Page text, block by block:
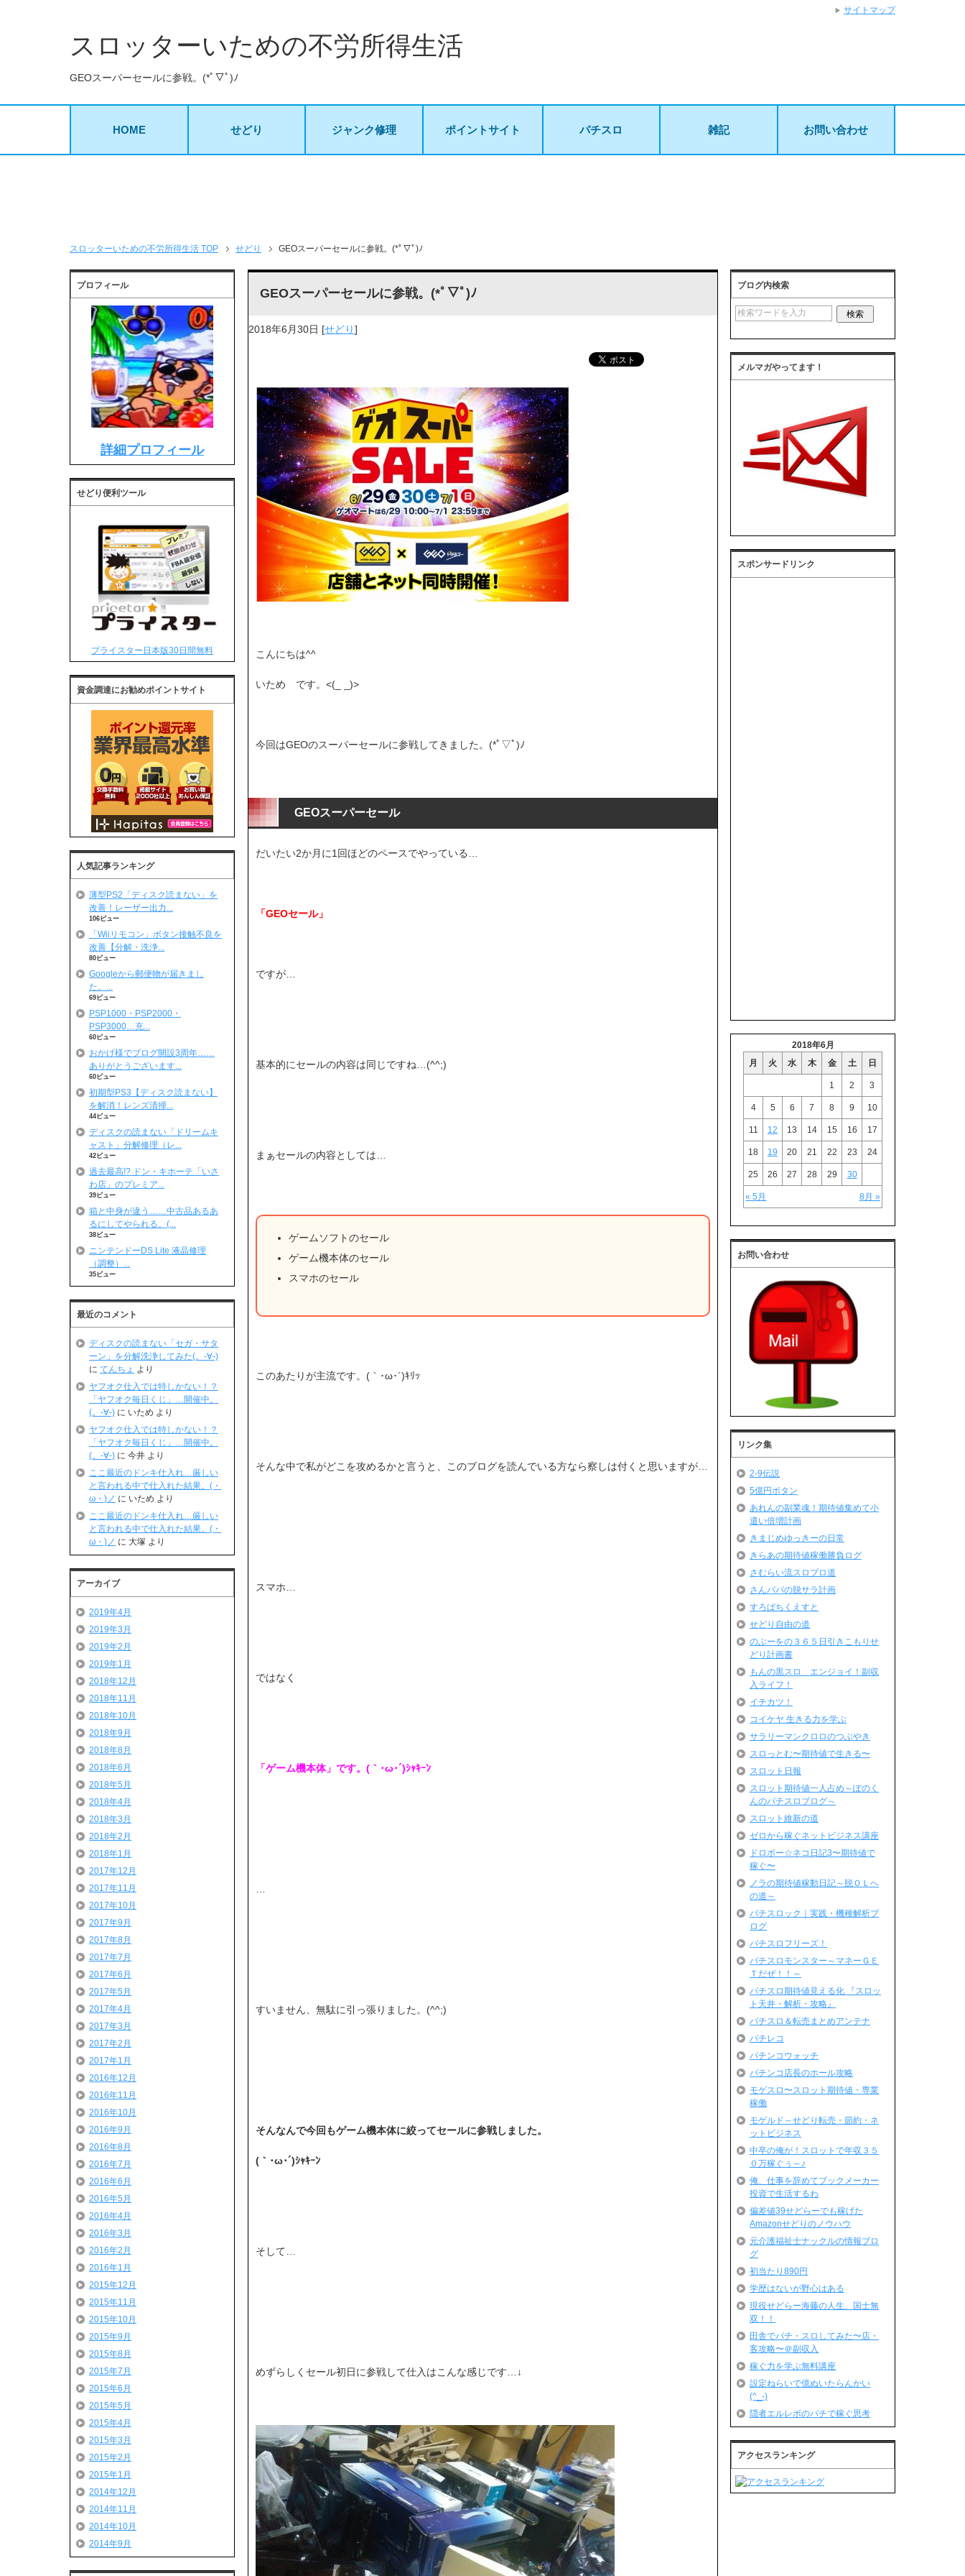
スロッターいための不労所得生活
GEOスーパーセールに参戦。(*ﾟ▽ﾟ)ﾉ
HOME せどり ジャンク修理 ポイントサイト パチスロ 雑記 お問い合わせ
スロッターいための不労所得生活 TOP せどり GEOスーパーセールに参戦。(*ﾟ▽ﾟ)ﾉ
GEOスーパーセールに参戦。(*ﾟ▽ﾟ)ﾉ
2018年6月30日 [せどり]
こんにちは^^
いため です。<(_ _)>
今回はGEOのスーパーセールに参戦してきました。(*ﾟ▽ﾟ)ﾉ
GEOスーパーセール
だいたい2か月に1回ほどのペースでやっている…
「GEOセール」
ですが…
基本的にセールの内容は同じですね…(^^;)
まぁセールの内容としては…
ゲームソフトのセール
ゲーム機本体のセール
スマホのセール
このあたりが主流です。(｀･ω･´)ｷﾘｯ
そんな中で私がどこを攻めるかと言うと、このブログを読んでいる方なら察しは付くと思いますが…
スマホ…
ではなく
「ゲーム機本体」です。(｀･ω･´)ｼｬｷｰﾝ
すいません、無駄に引っ張りました。(^^;)
そんなんで今回もゲーム機本体に絞ってセールに参戦しました。
(｀･ω･´)ｼｬｷｰﾝ
そして…
めずらしくセール初日に参戦して仕入はこんな感じです…↓
プロフィール
詳細プロフィール
せどり便利ツール
プライスター日本版30日間無料
資金調達にお勧めポイントサイト
人気記事ランキング
薄型PS2「ディスク読まない」を
改善！レーザー出力...
106ビュー
「Wiiリモコン」ボタン接触不良を
改善【分解・洗浄...
80ビュー
Googleから郵便物が届きまし
た。...
69ビュー
PSP1000・PSP2000・
PSP3000…充...
60ビュー
おかげ様でブログ開設3周年……
ありがとうございます...
60ビュー
初期型PS3【ディスク読まない】
を解消！レンズ清掃...
44ビュー
ディスクの読まない「ドリームキ
ャスト」分解修理（レ...
42ビュー
過去最高!? ドン・キホーテ「いさ
わ店」のプレミア...
39ビュー
箱と中身が違う……中古品あるあ
るにしてやられる。(...
38ビュー
ニンテンドーDS Lite 液晶修理
（調整）...
35ビュー
最近のコメント
ディスクの読まない「セガ・サタ
ーン」を分解洗浄してみた(。-∀-)
に てんちょ より
ヤフオク仕入では特しかない！？
「ヤフオク毎日くじ」…開催中。
(。-∀-) に いため より
ヤフオク仕入では特しかない！？
「ヤフオク毎日くじ」…開催中。
(。-∀-) に 今井 より
ここ最近のドンキ仕入れ…厳しい
と言われる中で仕入れた結果。(・
ω・)ノ に いため より
ここ最近のドンキ仕入れ…厳しい
と言われる中で仕入れた結果。(・
ω・)ノ に 大塚 より
アーカイブ
2019年4月
2019年3月
2019年2月
2019年1月
2018年12月
2018年11月
2018年10月
2018年9月
2018年8月
2018年6月
2018年5月
2018年4月
2018年3月
2018年2月
2018年1月
2017年12月
2017年11月
2017年10月
2017年9月
2017年8月
2017年7月
2017年6月
2017年5月
2017年4月
2017年3月
2017年2月
2017年1月
2016年12月
2016年11月
2016年10月
2016年9月
2016年8月
2016年7月
2016年6月
2016年5月
2016年4月
2016年3月
2016年2月
2016年1月
2015年12月
2015年11月
2015年10月
2015年9月
2015年8月
2015年7月
2015年6月
2015年5月
2015年4月
2015年3月
2015年2月
2015年1月
2014年12月
2014年11月
2014年10月
2014年9月
ブログ内検索
メルマガやってます！
スポンサードリンク
2018年6月
月
火 水 木 金 土 日
« 5月 8月 »
1 2 3
4 5 6 7 8 9 10
11 12 13 14 15 16 17
18 19 20 21 22 23 24
25 26 27 28 29 30
お問い合わせ
リンク集
2-9伝説
5億円ボタン
あれんの副業魂！期待値集めて小
遣い倍増計画
きまじめゆっきーの日常
きらあの期待値稼働勝負ログ
さむらい流スロプロ道
さんパパの脱サラ計画
すろぱちくえすと
せどり自由の道
のぶーをの３６５日引きこもりせ
どり計画書
もんの黒スロ エンジョイ！副収
入ライフ！
イチカツ！
コイケヤ 生きる力を学ぶ
サラリーマンクロロのつぶやき
スロっとむ〜期待値で生きる〜
スロット日報
スロット期待値一人占め～ぽのく
んのパチスロブログ～
スロット維新の道
ゼロから稼ぐネットビジネス講座
ドロボー☆ネコ日記3〜期待値で
稼ぐ〜
ノラの期待値稼動日記～脱ＯＬへ
の道～
パチスロック｜実践・機種解析ブ
ログ
パチスロフリーズ！
パチスロモンスター～マネーＧＥ
Ｔだぜ！！～
パチスロ期待値見える化 『スロッ
ト天井・解析・攻略』
パチスロ＆転売まとめアンテナ
パチレコ
パチンコウォッチ
パチンコ店長のホール攻略
モゲスロ〜スロット期待値・専業
稼働
モゲルド～せどり転売・節約・ネ
ットビジネス
中卒の俺が！スロットで年収３５
０万稼ぐぅ～♪
俺、仕事を辞めてブックメーカー
投資で生活するわ
偏差値39せどらーでも稼げた
Amazonせどりのノウハウ
元介護福祉士ナックルの情報ブロ
グ
初当たり890円
学歴はないが野心はある
現役せどらー海藤の人生、国士無
双！！
田舎でパチ・スロしてみた〜店・
客攻略〜＠副収入
稼ぐ力を学ぶ無料講座
設定ねらいで億ぬいたらんかい
(^_-)
隠者エルレボのパチで稼ぐ思考
アクセスランキング
サイトマップ